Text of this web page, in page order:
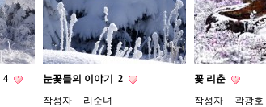
4
눈꽃들의 이야기
2
작성자
리순녀
꽃 리춘
작성자
곽광호